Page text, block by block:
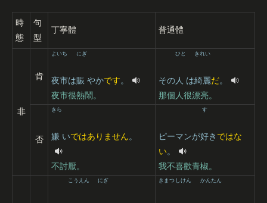
時
態
句
型
丁寧體 普通體
非
肯 夜市
よいち
は賑
にぎ
やかです。
夜市很熱鬧。
その人
ひと
は綺麗
きれい
だ。
那個人很漂亮。
否 嫌
きら
いではありません。
不討厭。
ピーマンが好
す
き ではな
い。
我不喜歡青椒。
こうえん にぎ きまつ しけん かんたん